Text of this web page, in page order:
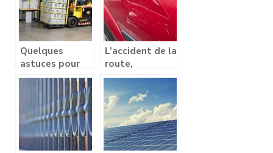
Quelques
astuces pour
optimiser votre
d’entreposage
L’accident de la
route,
comment y
faire face ?